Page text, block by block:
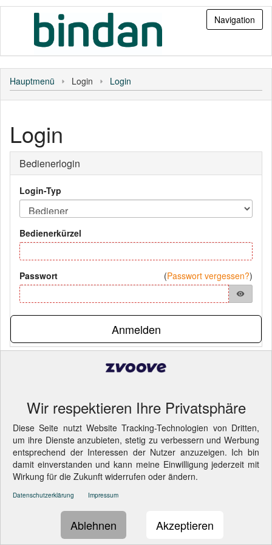
Navigation
Login
Personal
Bediener
Hauptmenü Login Login
Login
Bedienerlogin
Login-Typ
Bedienerkürzel
(Passwort vergessen?)
Passwort
visibility
Anmelden
Wir respektieren Ihre Privatsphäre
Diese Seite nutzt Website Tracking-Technologien von Dritten,
um ihre Dienste anzubieten, stetig zu verbessern und Werbung
entsprechend der Interessen der Nutzer anzuzeigen. Ich bin
damit einverstanden und kann meine Einwilligung jederzeit mit
Wirkung für die Zukunft widerrufen oder ändern.
Datenschutzerklärung Impressum
Ablehnen Akzeptieren